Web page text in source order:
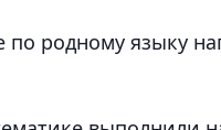
родному языку